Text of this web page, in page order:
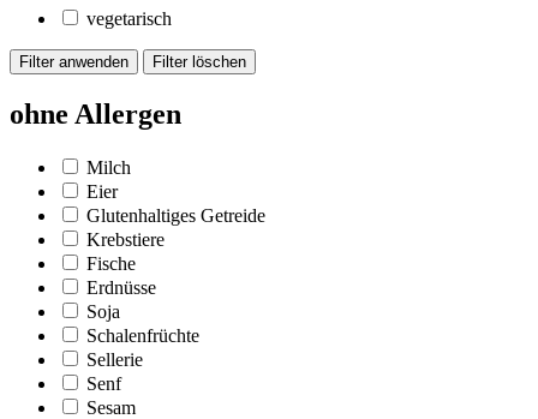
vegetarisch
ohne Allergen
Milch
Eier
Glutenhaltiges Getreide
Krebstiere
Fische
Erdnüsse
Soja
Schalenfrüchte
Sellerie
Senf
Sesam